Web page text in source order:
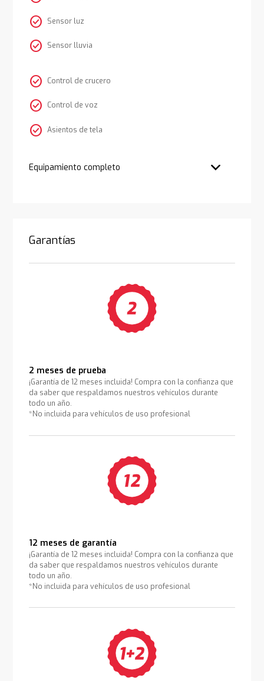
check_circle Sensor luz
check_circle Sensor lluvia
check_circle Control de crucero
check_circle Control de voz
check_circle Asientos de tela
Equipamiento completo
Garantías
2 meses de prueba
¡Garantía de 12 meses incluida! Compra con la confianza que
da saber que respaldamos nuestros vehículos durante
todo un año.
*No incluida para vehículos de uso profesional
12 meses de garantía
¡Garantía de 12 meses incluida! Compra con la confianza que
da saber que respaldamos nuestros vehículos durante
todo un año.
*No incluida para vehículos de uso profesional